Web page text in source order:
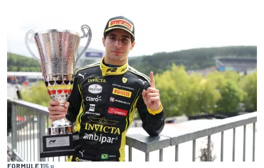
FORMULE 115 u